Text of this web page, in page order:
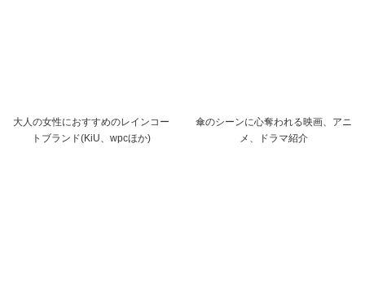
大人の女性におすすめのレインコー
トブランド(KiU、wpcほか)
傘のシーンに心奪われる映画、アニ
メ、ドラマ紹介